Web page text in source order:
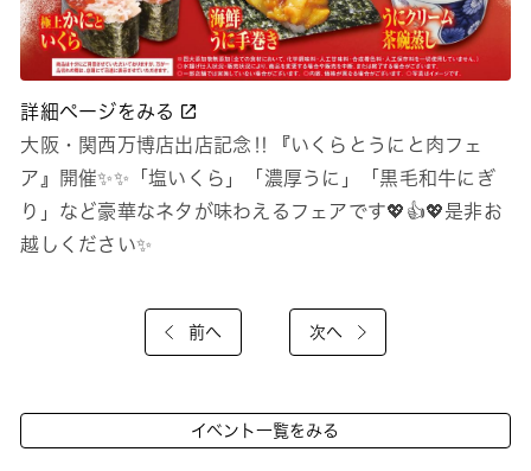
詳細ページをみる
大阪・関西万博店出店記念‼『いくらとうにと肉フェ
ア』開催✨✨「塩いくら」「濃厚うに」「黒毛和牛にぎ
り」など豪華なネタが味わえるフェアです💖👍💖是非お
越しください✨
前へ 次へ
イベント一覧をみる